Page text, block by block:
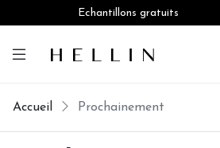
Echantillons gratuits
Accueil Prochainement